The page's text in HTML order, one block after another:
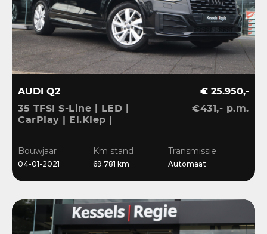
AUDI Q2
35 TFSI S-Line | LED |
CarPlay | El.Klep |
€ 25.950,-
€431,- p.m.
Bouwjaar
04-01-2021
Km stand
69.781 km
Transmissie
Automaat